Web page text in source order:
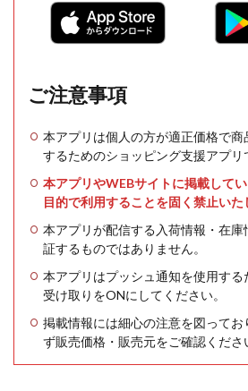
ご注意事項
本アプリは個人の方が適正価格で商
するためのショッピング支援アプリ
本アプリやWEBサイトに掲載して
目的で利用することを固く禁止いた
本アプリが配信する入荷情報・在
証するものではありません。
本アプリはプッシュ通知を使用す
受け取りをONにしてください。
掲載情報には細心の注意を図って
ず販売価格・販売元をご確認くださ